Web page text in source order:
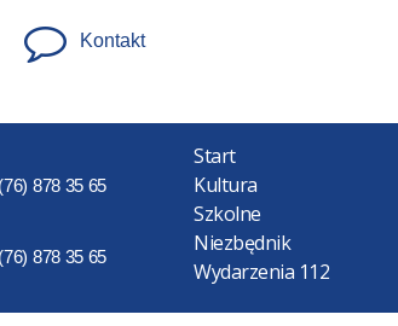
Kontakt
(76) 878 35 65
(76) 878 35 65
Start
Kultura
Szkolne
Niezbędnik
Wydarzenia 112